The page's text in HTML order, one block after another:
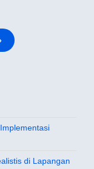
di Lapangan